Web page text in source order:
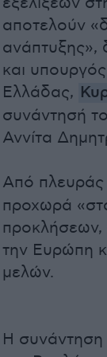
αποτελούν
και
Ελλάδας,
συνάντησή
Αννίτα
Από πλευράς
προχωρά
προκλήσεων,
την Ευρώπη
μελών.
Η συνάντηση